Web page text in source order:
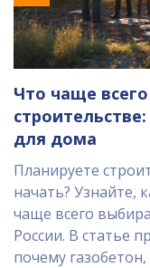
Что чаще
для дома
Планируете
начать? Узнайте,
чаще всего
России. В статье
почему